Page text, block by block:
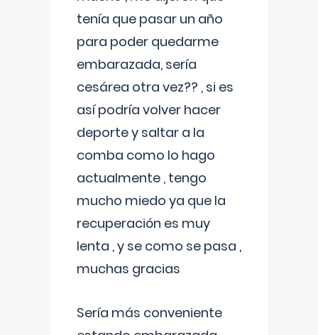
tenía que pasar un año
para poder quedarme
embarazada, sería
cesárea otra vez?? , si es
así podría volver hacer
deporte y saltar a la
comba como lo hago
actualmente , tengo
mucho miedo ya que la
recuperación es muy
lenta , y se como se pasa ,
muchas gracias
Sería más conveniente